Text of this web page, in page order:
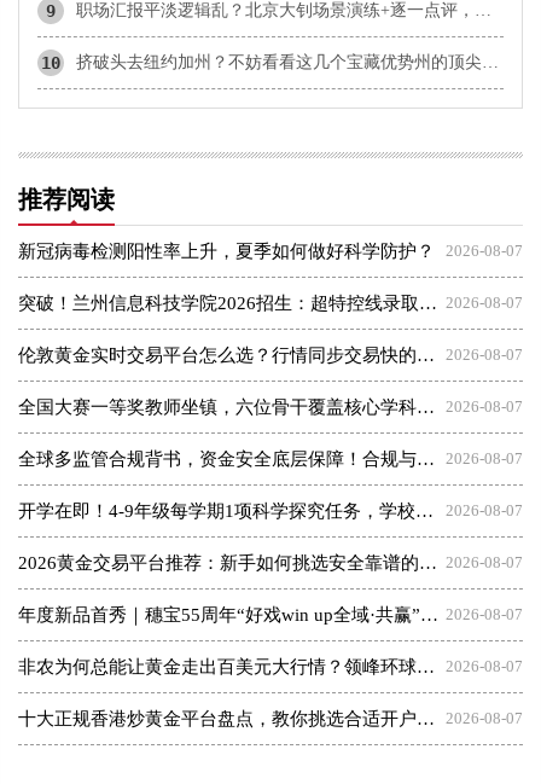
9 职场汇报平淡逻辑乱？北京大钊场景演练+逐一点评，助你快速组织思路
10 挤破头去纽约加州？不妨看看这几个宝藏优势州的顶尖私校吧！
推荐阅读
2026-08-07
新冠病毒检测阳性率上升，夏季如何做好科学防护？
2026-08-07
突破！兰州信息科技学院2026招生：超特控线录取13人！
2026-08-07
伦敦黄金实时交易平台怎么选？行情同步交易快的平台盘点
2026-08-07
全国大赛一等奖教师坐镇，六位骨干覆盖核心学科：五邑碧桂园中英文学校的师资答卷
2026-08-07
全球多监管合规背书，资金安全底层保障！合规与风控兼备的杠杆黄金交易平台推荐
2026-08-07
开学在即！4-9年级每学期1项科学探究任务，学校该如何快速落地执行？
2026-08-07
2026黄金交易平台推荐：新手如何挑选安全靠谱的交易商
2026-08-07
年度新品首秀｜穗宝55周年“好戏win up全域·共赢”秋季商务会即将启幕
2026-08-07
非农为何总能让黄金走出百美元大行情？领峰环球教你正确参与
2026-08-07
十大正规香港炒黄金平台盘点，教你挑选合适开户平台